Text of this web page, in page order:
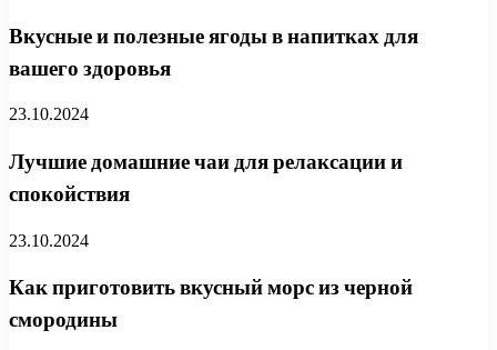
Вкусные и полезные ягоды в напитках для
вашего здоровья
23.10.2024
Лучшие домашние чаи для релаксации и
спокойствия
23.10.2024
Как приготовить вкусный морс из черной
смородины